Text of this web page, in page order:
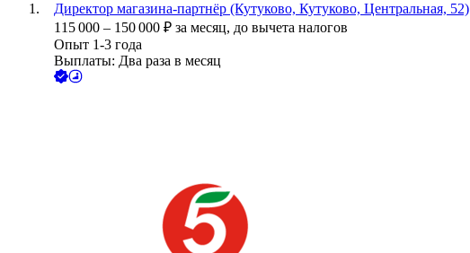
Директор магазина-партнёр (Кутуково, Кутуково, Центральная, 52)
115 000 – 150 000 ₽ за месяц, до вычета налогов
Опыт 1-3 года
Выплаты: Два раза в месяц